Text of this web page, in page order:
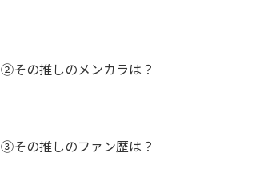
②その推しのメンカラは？
③その推しのファン歴は？